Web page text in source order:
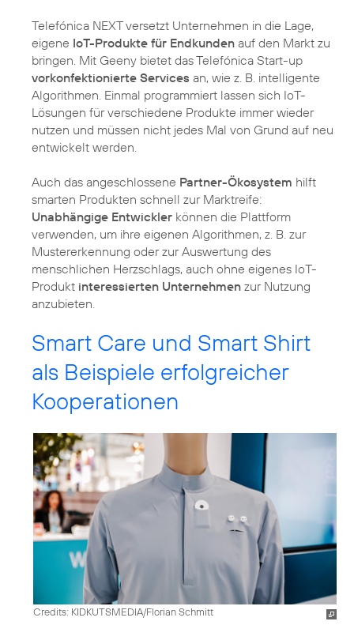
Telefónica NEXT versetzt Unternehmen in die Lage,
eigene IoT-Produkte für Endkunden auf den Markt zu
bringen. Mit Geeny bietet das Telefónica Start-up
vorkonfektionierte Services an, wie z. B. intelligente
Algorithmen. Einmal programmiert lassen sich IoT-
Lösungen für verschiedene Produkte immer wieder
nutzen und müssen nicht jedes Mal von Grund auf neu
entwickelt werden.
Auch das angeschlossene Partner-Ökosystem hilft
smarten Produkten schnell zur Marktreife:
Unabhängige Entwickler können die Plattform
verwenden, um ihre eigenen Algorithmen, z. B. zur
Mustererkennung oder zur Auswertung des
menschlichen Herzschlags, auch ohne eigenes IoT-
Produkt interessierten Unternehmen zur Nutzung
anzubieten.
Smart Care und Smart Shirt
als Beispiele erfolgreicher
Kooperationen
Credits: KIDKUTSMEDIA/Florian Schmitt